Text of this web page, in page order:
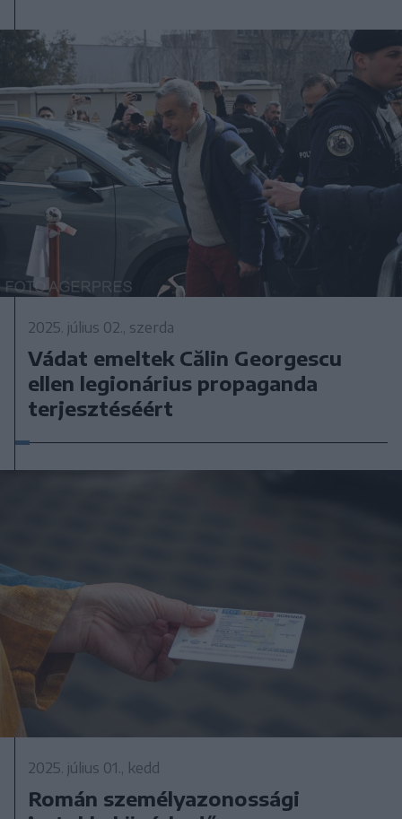
2025. július 02., szerda
Vádat emeltek Călin Georgescu
ellen legionárius propaganda
terjesztéséért
2025. július 01., kedd
Román személyazonossági